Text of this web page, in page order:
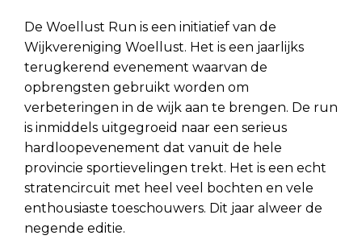
De Woellust Run is een initiatief van de
Wijkvereniging Woellust. Het is een jaarlijks
terugkerend evenement waarvan de
opbrengsten gebruikt worden om
verbeteringen in de wijk aan te brengen. De run
is inmiddels uitgegroeid naar een serieus
hardloopevenement dat vanuit de hele
provincie sportievelingen trekt. Het is een echt
stratencircuit met heel veel bochten en vele
enthousiaste toeschouwers. Dit jaar alweer de
negende editie.